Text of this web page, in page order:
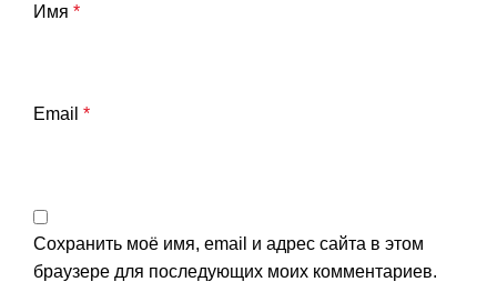
Имя *
Email *
Сохранить моё имя, email и адрес сайта в этом
браузере для последующих моих комментариев.